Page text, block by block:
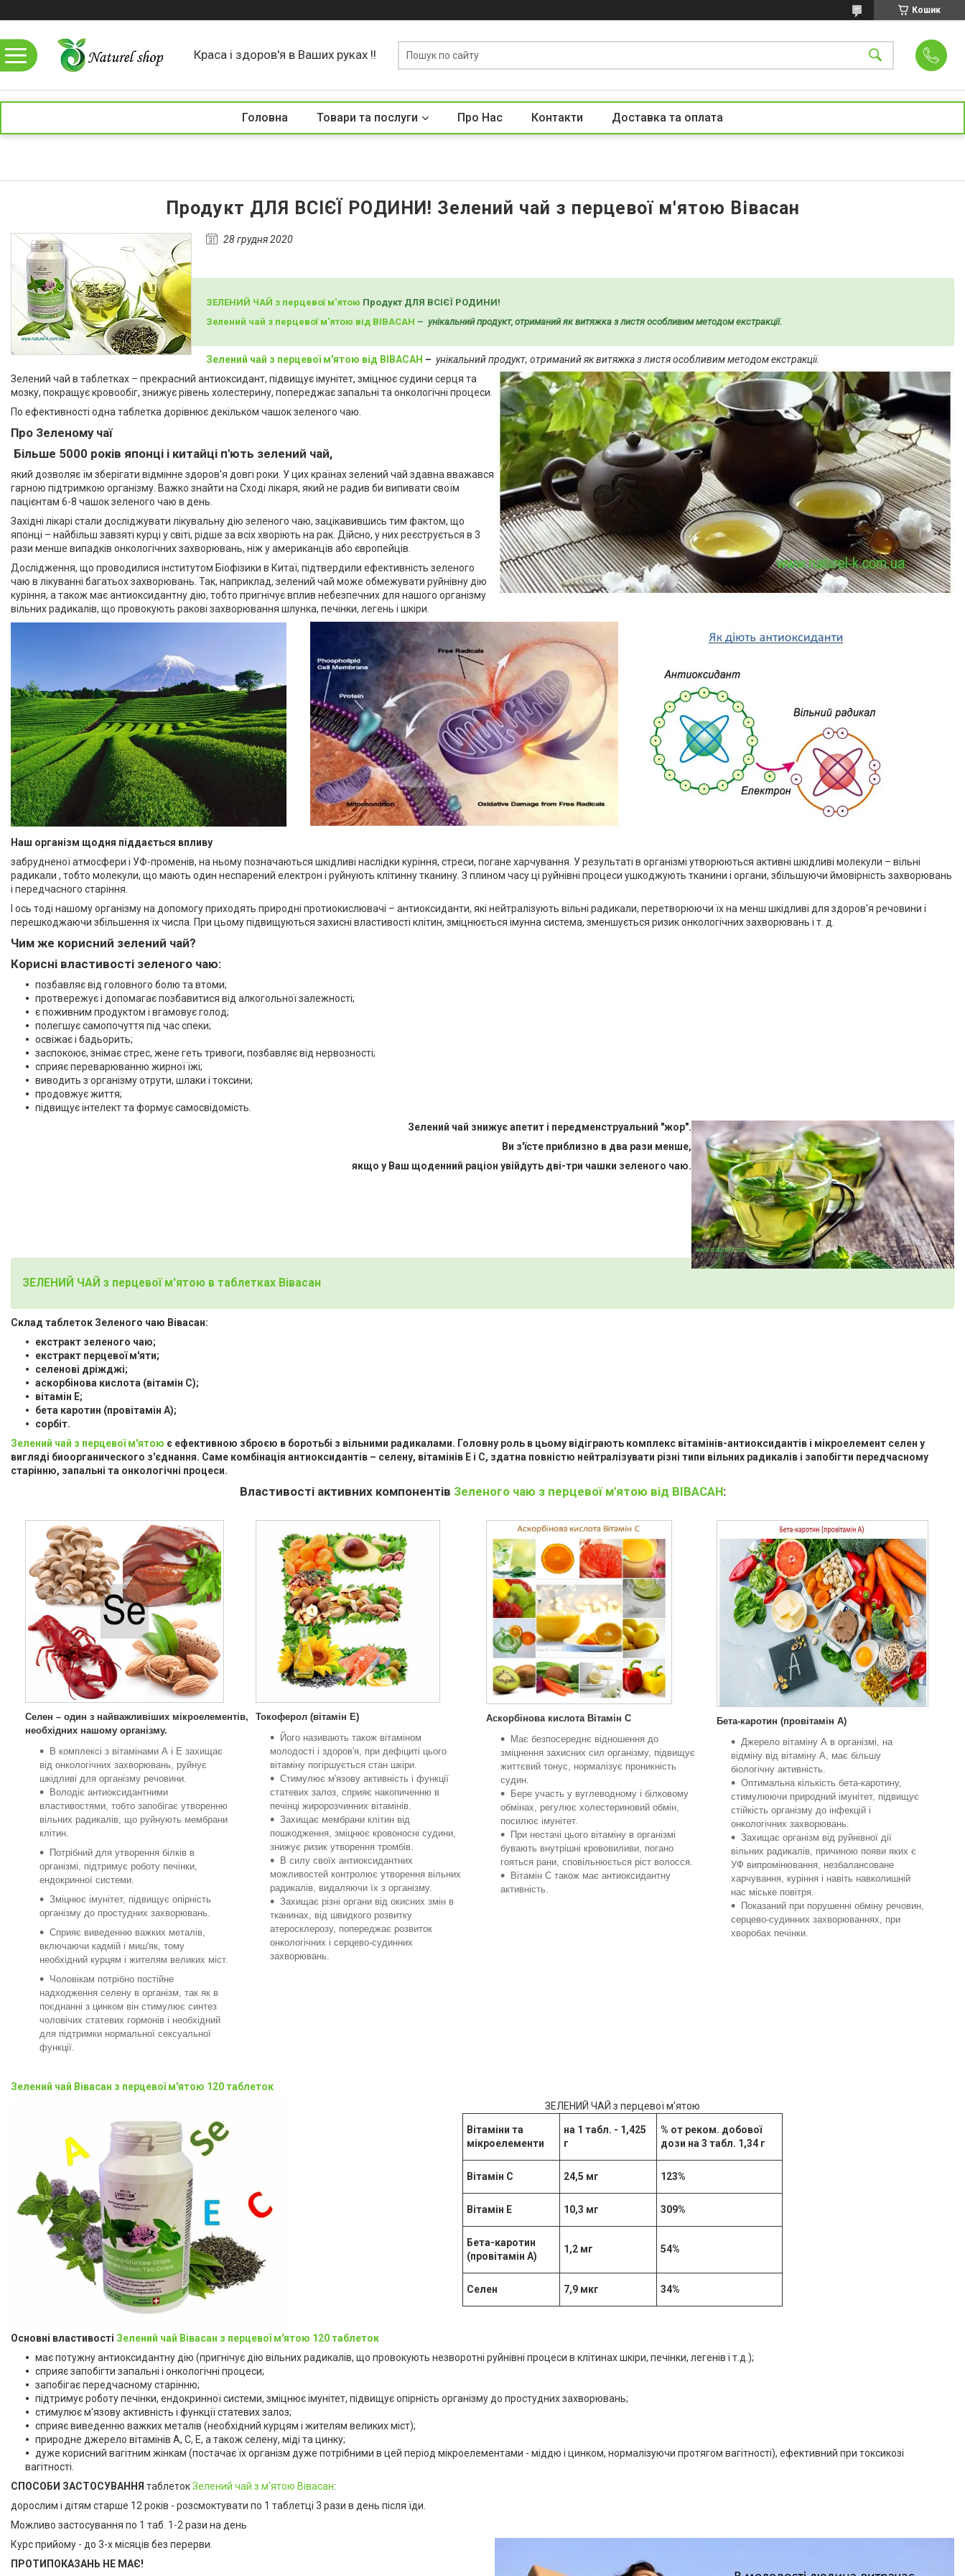
Кошик
Краса і здоров'я в Ваших руках !!
Головна Товари та послуги Про Нас Контакти Доставка та оплата
Продукт ДЛЯ ВСІЄЇ РОДИНИ! Зелений чай з перцевої м'ятою Вівасан
28 грудня 2020
ЗЕЛЕНИЙ ЧАЙ з перцевої м'ятою Продукт ДЛЯ ВСІЄЇ РОДИНИ!
Зелений чай з перцевої м'ятою від ВІВАСАН – унікальний продукт, отриманий як витяжка з листя особливим методом екстракції.
Зелений чай з перцевої м'ятою від ВІВАСАН – унікальний продукт, отриманий як витяжка з листя особливим методом екстракції.
Зелений чай в таблетках – прекрасний антиоксидант, підвищує імунітет, зміцнює судини серця та
мозку, покращує кровообіг, знижує рівень холестерину, попереджає запальні та онкологічні процеси.
По ефективності одна таблетка дорівнює декільком чашок зеленого чаю.
Про Зеленому чаї
Більше 5000 років японці і китайці п'ють зелений чай,
який дозволяє їм зберігати відмінне здоров'я довгі роки. У цих країнах зелений чай здавна вважався
гарною підтримкою організму. Важко знайти на Сході лікаря, який не радив би випивати своїм
пацієнтам 6-8 чашок зеленого чаю в день.
Західні лікарі стали досліджувати лікувальну дію зеленого чаю, зацікавившись тим фактом, що
японці – найбільш завзяті курці у світі, рідше за всіх хворіють на рак. Дійсно, у них реєструється в 3
рази менше випадків онкологічних захворювань, ніж у американців або європейців.
Дослідження, що проводилися інститутом Біофізики в Китаї, підтвердили ефективність зеленого
чаю в лікуванні багатьох захворювань. Так, наприклад, зелений чай може обмежувати руйнівну дію
куріння, а також має антиоксидантну дію, тобто пригнічує вплив небезпечних для нашого організму
вільних радикалів, що провокують ракові захворювання шлунка, печінки, легень і шкіри.
Наш організм щодня піддається впливу
забрудненої атмосфери і УФ-променів, на ньому позначаються шкідливі наслідки куріння, стреси, погане харчування. У результаті в організмі утворюються активні шкідливі молекули – вільні
радикали , тобто молекули, що мають один неспарений електрон і руйнують клітинну тканину. З плином часу ці руйнівні процеси ушкоджують тканини і органи, збільшуючи ймовірність захворювань
і передчасного старіння.
І ось тоді нашому організму на допомогу приходять природні протиокислювачі – антиоксиданти, які нейтралізують вільні радикали, перетворюючи їх на менш шкідливі для здоров'я речовини і
перешкоджаючи збільшення їх числа. При цьому підвищуються захисні властивості клітин, зміцнюється імунна система, зменшується ризик онкологічних захворювань і т. д.
Чим же корисний зелений чай?
Корисні властивості зеленого чаю:
позбавляє від головного болю та втоми;
протвережує і допомагає позбавитися від алкогольної залежності;
є поживним продуктом і вгамовує голод;
полегшує самопочуття під час спеки;
освіжає і бадьорить;
заспокоює, знімає стрес, жене геть тривоги, позбавляє від нервозності;
сприяє переварюванню жирної їжі;
виводить з організму отрути, шлаки і токсини;
продовжує життя;
підвищує інтелект та формує самосвідомість.
Зелений чай знижує апетит і передменструальний "жор".
Ви з'їсте приблизно в два рази менше,
якщо у Ваш щоденний раціон увійдуть дві-три чашки зеленого чаю.
ЗЕЛЕНИЙ ЧАЙ з перцевої м'ятою в таблетках Вівасан
Склад таблеток Зеленого чаю Вівасан:
екстракт зеленого чаю;
екстракт перцевої м'яти;
селенові дріжджі;
аскорбінова кислота (вітамін С);
вітамін Е;
бета каротин (провітамін А);
сорбіт.
Зелений чай з перцевої м'ятою є ефективною зброєю в боротьбі з вільними радикалами. Головну роль в цьому відіграють комплекс вітамінів-антиоксидантів і мікроелемент селен у
вигляді биоорганического з'єднання. Саме комбінація антиоксидантів – селену, вітамінів Е і С, здатна повністю нейтралізувати різні типи вільних радикалів і запобігти передчасному
старінню, запальні та онкологічні процеси.
Властивості активних компонентів Зеленого чаю з перцевої м'ятою від ВІВАСАН:
Селен – один з найважливіших мікроелементів,
необхідних нашому організму.
В комплексі з вітамінами А і Е захищає
від онкологічних захворювань, руйнує
шкідливі для організму речовини.
Володіє антиоксидантними
властивостями, тобто запобігає утворенню
вільних радикалів, що руйнують мембрани
клітин.
Потрібний для утворення білків в
організмі, підтримує роботу печінки,
ендокринної системи.
Зміцнює імунітет, підвищує опірність
організму до простудних захворювань.
Сприяє виведенню важких металів,
включаючи кадмій і миш'як, тому
необхідний курцям і жителям великих міст.
Чоловікам потрібно постійне
надходження селену в організм, так як в
поєднанні з цинком він стимулює синтез
чоловічих статевих гормонів і необхідний
для підтримки нормальної сексуальної
функції.
Токоферол (вітамін Е)
Його називають також вітаміном
молодості і здоров'я, при дефіциті цього
вітаміну погіршується стан шкіри.
Стимулює м'язову активність і функції
статевих залоз, сприяє накопиченню в
печінці жиророзчинних вітамінів.
Захищає мембрани клітин від
пошкодження, зміцнює кровоносні судини,
знижує ризик утворення тромбів.
В силу своїх антиоксидантних
можливостей контролює утворення вільних
радикалів, видаляючи їх з організму.
Захищає різні органи від окисних змін в
тканинах, від швидкого розвитку
атеросклерозу, попереджає розвиток
онкологічних і серцево-судинних
захворювань.
Аскорбінова кислота Вітамін С
Має безпосереднє відношення до
зміцнення захисних сил організму, підвищує
життєвий тонус, нормалізує проникність
судин.
Бере участь у вуглеводному і білковому
обмінах, регулює холестериновий обмін,
посилює імунітет.
При нестачі цього вітаміну в організмі
бувають внутрішні крововиливи, погано
гояться рани, сповільнюється ріст волосся.
Вітамін С також має антиоксидантну
активність.
Бета-каротин (провітамін А)
Джерело вітаміну А в організмі, на
відміну від вітаміну А, має більшу
біологічну активність.
Оптимальна кількість бета-каротину,
стимулюючи природний імунітет, підвищує
стійкість організму до інфекцій і
онкологічних захворювань.
Захищає організм від руйнівної дії
вільних радикалів, причиною появи яких є
УФ випромінювання, незбалансоване
харчування, куріння і навіть навколишній
нас міське повітря.
Показаний при порушенні обміну речовин,
серцево-судинних захворюваннях, при
хворобах печінки.
Зелений чай Вівасан з перцевої м'ятою 120 таблеток
ЗЕЛЕНИЙ ЧАЙ з перцевої м'ятою
Вітаміни та
мікроелементи
на 1 табл. - 1,425
г
% от реком. добової
дози на 3 табл. 1,34 г
Вітамін С 24,5 мг 123%
Вітамін Е 10,3 мг 309%
Бета-каротин
(провітамін А)
1,2 мг 54%
Селен 7,9 мкг 34%
Основні властивості Зелений чай Вівасан з перцевої м'ятою 120 таблеток
має потужну антиоксидантну дію (пригнічує дію вільних радикалів, що провокують незворотні руйнівні процеси в клітинах шкіри, печінки, легенів і т.д.);
сприяє запобігти запальні і онкологічні процеси;
запобігає передчасному старінню;
підтримує роботу печінки, ендокринної системи, зміцнює імунітет, підвищує опірність організму до простудних захворювань;
стимулює м'язову активність і функції статевих залоз;
сприяє виведенню важких металів (необхідний курцям і жителям великих міст);
природне джерело вітамінів А, С, Е, а також селену, міді та цинку;
дуже корисний вагітним жінкам (постачає їх організм дуже потрібними в цей період мікроелементами - міддю і цинком, нормалізуючи протягом вагітності), ефективний при токсикозі
вагітності.
СПОСОБИ ЗАСТОСУВАННЯ таблетокЗелений чай з м'ятою Вівасан:
дорослим і дітям старше 12 років - розсмоктувати по 1 таблетці 3 рази в день після їди.
Можливо застосування по 1 таб. 1-2 рази на день
Курс прийому - до 3-х місяців без перерви.
ПРОТИПОКАЗАНЬ НЕ МАЄ!